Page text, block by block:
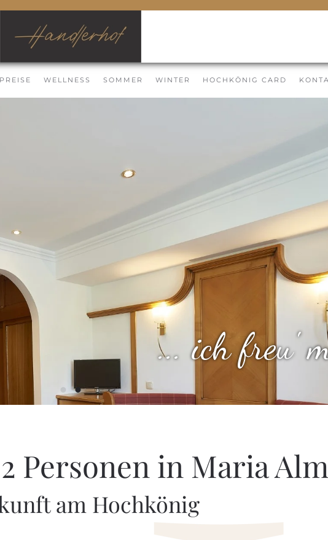
PREISE WELLNESS SOMMER WINTER HOCHKÖNIG CARD
... ich freu'
Personen in Maria Alm
am Hochkönig